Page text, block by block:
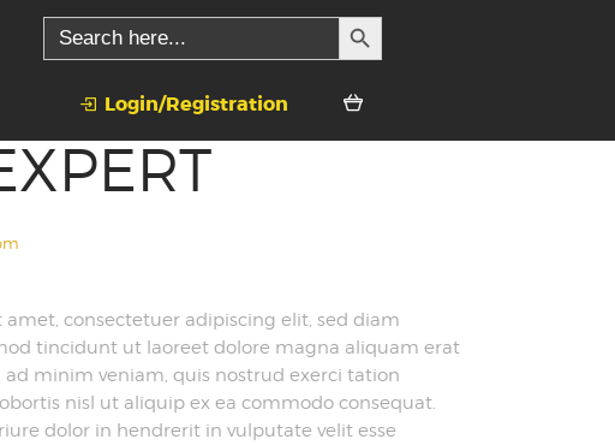
Search
for:
SEARCH BUTTON
Login/Registration
consectetuer adipiscing elit, sed diam
tincidunt ut laoreet dolore magna aliquam erat
minim veniam, quis nostrud exerci tation
nisl ut aliquip ex ea commodo consequat.
dolor in hendrerit in vulputate velit esse